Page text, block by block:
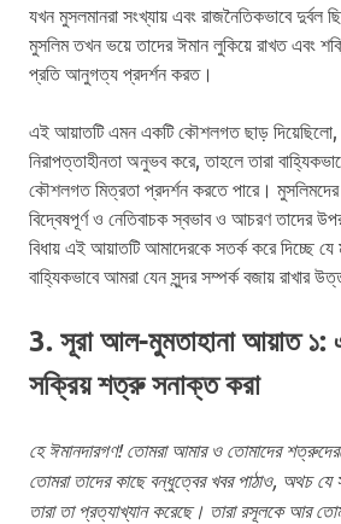
যখন মুসলমানরা সংখ্যায় এবং রাজনৈতিকভাবে দুর্বল
মুসলিম তখন ভয়ে তাদের ঈমান লুকিয়ে রাখত এবং
প্রতি আনুগত্য প্রদর্শন করত।
এই আয়াতটি এমন একটি কৌশলগত ছাড়
নিরাপত্তাহীনতা অনুভব করে, তাহলে তারা
কৌশলগত মিত্রতা প্রদর্শন করতে পারে।
বিদ্বেষপূর্ণ ও নেতিবাচক স্বভাব ও আচরণ তাদের
বিধায় এই আয়াতটি আমাদেরকে সতর্ক করে দিচ্ছে যে
বাহ্যিকভাবে আমরা যেন সুন্দর সম্পর্ক বজায় রাখার
3. সূরা আল-মুমতাহানা আয়াত ১:
সক্রিয় শত্রু সনাক্ত করা
হে ঈমানদারগণ! তোমরা আমার ও তোমাদের
তোমরা তাদের কাছে বন্ধুত্বের খবর পাঠাও, অথচ
তারা তা প্রত্যাখ্যান করেছে। তারা রসূলকে আর